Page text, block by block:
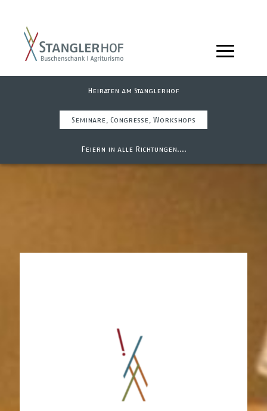
Heiraten am Stanglerhof
Seminare, Congresse, Workshops
Feiern in alle Richtungen....